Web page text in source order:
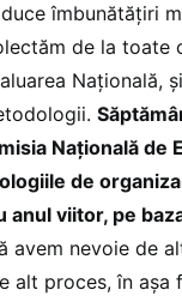
îmbunătățiri
de la toate
Națională,
Națională de
de
anul viitor, pe
avem nevoie de
alt proces, în așa